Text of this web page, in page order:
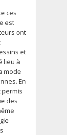
ces
est
ont
et
lieu à
mode
En
permis
des